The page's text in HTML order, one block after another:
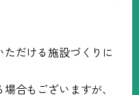
だける施設づくりに
合もございますが、